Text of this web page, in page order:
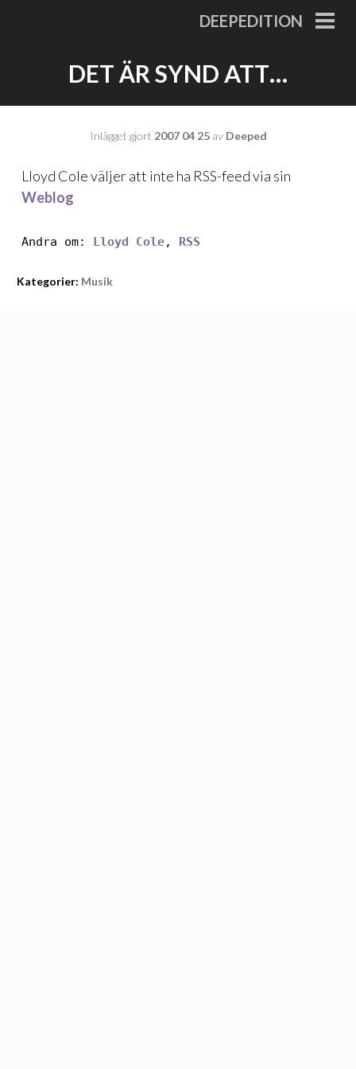
DEEPEDITION
DET ÄR SYND ATT…
Inlägget gjort 2007 04 25av Deeped
Lloyd Cole väljer att inte ha RSS-feed via sin
Weblog
Andra om: Lloyd Cole, RSS
Kategorier: Musik